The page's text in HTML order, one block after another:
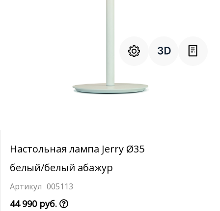
Настольная лампа Jerry Ø35
белый/белый абажур
005113
44 990 руб.